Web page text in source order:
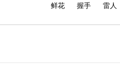
鲜花 握手 雷人